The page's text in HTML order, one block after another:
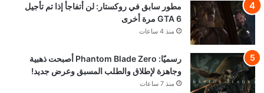
مطور سابق في روكستار: لن أتفاجأ إذا تم تأجيل
GTA 6 مرة أخرى
منذ 4 ساعات
رسميًا: Phantom Blade Zero أصبحت ذهبية
وجاهزة لإطلاق والطلب المسبق وعرض جديد!
منذ 7 ساعات